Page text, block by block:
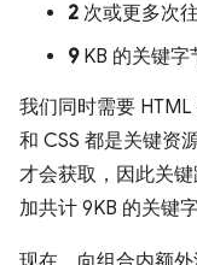
2 次或更多次
9KB 的关键字
我们同时需要
和 CSS 都是关键资
才会获取，因此关
加共计 9KB 的关键字